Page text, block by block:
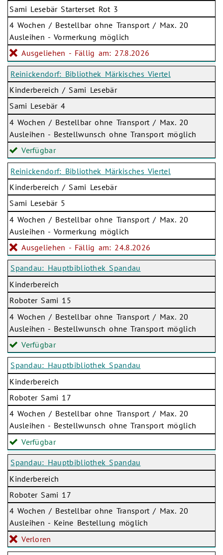
Sami Lesebär Starterset Rot 3
4 Wochen / Bestellbar ohne Transport / Max. 20
Ausleihen - Vormerkung möglich
Ausgeliehen - Fällig am: 27.8.2026
Reinickendorf: Bibliothek Märkisches Viertel
Kinderbereich / Sami Lesebär
Sami Lesebär 4
4 Wochen / Bestellbar ohne Transport / Max. 20
Ausleihen - Bestellwunsch ohne Transport möglich
Verfügbar
Reinickendorf: Bibliothek Märkisches Viertel
Kinderbereich / Sami Lesebär
Sami Lesebär 5
4 Wochen / Bestellbar ohne Transport / Max. 20
Ausleihen - Vormerkung möglich
Ausgeliehen - Fällig am: 24.8.2026
Spandau: Hauptbibliothek Spandau
Kinderbereich
Roboter Sami 15
4 Wochen / Bestellbar ohne Transport / Max. 20
Ausleihen - Bestellwunsch ohne Transport möglich
Verfügbar
Spandau: Hauptbibliothek Spandau
Kinderbereich
Roboter Sami 17
4 Wochen / Bestellbar ohne Transport / Max. 20
Ausleihen - Bestellwunsch ohne Transport möglich
Verfügbar
Spandau: Hauptbibliothek Spandau
Kinderbereich
Roboter Sami 17
4 Wochen / Bestellbar ohne Transport / Max. 20
Ausleihen - Keine Bestellung möglich
Verloren